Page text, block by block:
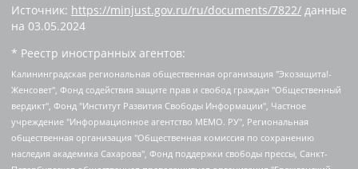
Источник: https://minjust.gov.ru/ru/documents/7822/ данные
на 03.05.2024
* Реестр иностранных агентов:
Калининградская региональная общественная организация "Экозащита!-Женсовет", Фонд содействия защите прав и свобод граждан "Общественный вердикт", Фонд "Институт Развития Свободы Информации", Частное учреждение "Информационное агентство МЕМО. РУ", Региональная общественная организация "Общественная комиссия по сохранению наследия академика Сахарова", Фонд поддержки свободы прессы, Санкт-Петербургская общественная правозащитная организация "Гражданский контроль", Межрегиональная общественная организация "Информационно-просветительский центр "Мемориал", Региональный Фонд "Центр Защиты Прав Средств Массовой Информации", с 05.12.2023 Фонд "Центр Защиты Прав Средств массовой информации", Региональная общественная благотворительная организация помощи беженцам и мигрантам "Гражданское содействие", Негосударственное образовательное учреждение дополнительного профессионального образования (повышение квалификации) специалистов "АКАДЕМИЯ ПО ПРАВАМ ЧЕЛОВЕКА", Свердловская региональная общественная организация "Сутяжник", Автономная некоммерческая организация "Центр независимых социологических исследований", Союз общественных объединений "Российский исследовательский центр по правам человека", Региональное общественное учреждение научно-информационный центр "МЕМОРИАЛ", Некоммерческая организация "Фонд защиты гласности", Автономная некоммерческая организация "Институт прав человека", Городская общественная организация "Екатеринбургское общество "МЕМОРИАЛ", Городская общественная организация "Рязанское историко-просветительское и правозащитное общество "Мемориал" (Рязанский Мемориал), Челябинский региональный орган общественной самодеятельности – женское общественное объединение "Женщины Евразии", Челябинский региональный орган общественной самодеятельности "Уральская правозащитная группа", Фонд содействия защите здоровья и социальной справедливости имени Андрея Рылькова, Автономная Некоммерческая Организация "Аналитический Центр Юрия Левады", Автономная некоммерческая организация социальной поддержки населения "Проект Апрель", Региональная общественная организация помощи женщинам и детям, находящимся в кризисной ситуации "Информационно-методический центр "Анна", Фонд содействия развитию массовых коммуникаций и правовому просвещению "Так-так-Так", Фонд содействия устойчивому развитию "Серебряная тайга", Свердловский региональный общественный фонд социальных проектов "Новое время", "Idel.Реалии", Кавказ.Реалии, Крым.Реалии, Телеканал Настоящее Время, Татаро-башкирская служба Радио Свобода (Azatliq Radiosi), Радио Свободная Европа/Радио Свобода (PCE/PC), "Сибирь.Реалии", "Фактограф", Благотворительный фонд помощи осужденным и их семьям, Автономная некоммерческая организация "Институт глобализации и социальных движений", Фонд "В защиту прав заключенных", Частное учреждение "Центр поддержки и содействия развитию средств массовой информации", Пензенский региональный общественный благотворительный фонд "Гражданский союз", "Север.Реалии", Некоммерческая организация Фонд "Правовая инициатива", Общество с ограниченной ответственностью "Радио Свободная Европа/Радио Свобода", Чешское информационное агентство "MEDIUM-ORIENT", Красноярская региональная общественная организация "Мы против СПИДа", Камалягин Денис Николаевич, Маркелов Сергей Евгеньевич, Пономарев Лев Александрович, Савицкая Людмила Алексеевна, Автономная некоммерческая организация "Центр по работе с проблемой насилия "НАСИЛИЮ.НЕТ", Межрегиональный профессиональный союз работников здравоохранения "Альянс врачей", Юридическое лицо, зарегистрированное в Латвийской Республике, SIA "Medusa Project" (регистрационный номер 40103797863, дата регистрации 10.06.2014), Некоммерческая организация "Фонд по борьбе с коррупцией", Автономная некоммерческая организация "Институт права и публичной политики", Баданин Роман Сергеевич, Гликин Максим Александрович, Железнова Мария Михайловна, Лукьянова Юлия Сергеевна, Маетная Елизавета Витальевна, Маняхин Петр Борисович, Чуракова Ольга Владимировна, Ярош Юлия Петровна, Юридическое лицо "The Insider SIA", зарегистрированное в Риге, Латвийская Республика (дата регистрации 26.06.2015), являющееся администратором доменного имени интернет-издания "The Insider SIA", https://theins.ru, Постернак Алексей Евгеньевич, Рубин Михаил Аркадьевич, Анин Роман Александрович, Юридическое лицо Istories fonds, зарегистрированное в Латвийской Республике (регистрационный номер 50008295751, дата регистрации 24.02.2020), Великовский Дмитрий Александрович, Долинина Ирина Николаевна, Мароховская Алеся Алексеевна, Шлейнов Роман Юрьевич, Шмагун Олеся Валентиновна, Общество с ограниченной ответственностью "Альтаир 2021", Общество с ограниченной ответственностью "Вега 2021", Общество с ограниченной ответственностью "Главный редактор 2021", Общество с ограниченной ответственностью "Ромашки монолит", Важенков Артем Валерьевич, Ивановская областная общественная организация "Центр гендерных исследований", Гурман Юрий Альбертович, Медиапроект "ОВД-Инфо", Егоров Владимир Владимирович, Жилинский Владимир Александрович, Общество с ограниченной ответственностью "ЗП", Иванова София Юрьевна, Карезина Инна Павловна, Кильтау Екатерина Викторовна, Петров Алексей Викторович, Пискунов Сергей Евгеньевич, Смирнов Сергей Сергеевич, Тихонов Михаил Сергеевич, Общество с ограниченной ответственностью "ЖУРНАЛИСТ-ИНОСТРАННЫЙ АГЕНТ", Арапова Галина Юрьевна, Вольтская Татьяна Анатольевна, Американская компания "Mason G.E.S. Anonymous Foundation" (США), являющаяся владельцем интернет-издания https://mnews.world/, Компания "Stichting Bellingcat", зарегистрированная в Нидерландах (дата регистрации 11.07.2018), Захаров Андрей Вячеславович, Клепиковская Екатерина Дмитриевна, Общество с ограниченной ответственностью "МЕМО", Перл Роман Александрович, Симонов Евгений Алексеевич, Соловьева Елена Анатольевна, Сотников Даниил Владимирович, Сурначева Елизавета Дмитриевна, Автономная некоммерческая организация по защите прав человека и информированию населения "Якутия – Наше Мнение", Общество с ограниченной ответственностью "Москоу диджитал медиа", с 26.01.2023 Общество с ограниченной ответственностью "Чайка Белые сады", Ветошкина Валерия Валерьевна, Заговора Максим Александрович, Межрегиональное общественное движение "Российская ЛГБТ - сеть", Оленичев Максим Владимирович, Павлов Иван Юрьевич, Скворцова Елена Сергеевна, Общество с ограниченной ответственностью "Как бы инагент", Кочетков Игорь Викторович, Общество с ограниченной ответственностью "Честные выборы", Еланчик Олег Александрович, Общество с ограниченной ответственностью "Нобелевский призыв", Гималова Регина Эмилевна, Григорьев Андрей Валерьевич, Григорьева Алина Александровна, Ассоциация по содействию защите прав призывников, альтернативнослужащих и военнослужащих "Правозащитная группа "Гражданин.Армия.Право", Хисамова Регина Фаритовна, Автономная некоммерческая организация по реализации социально-правовых программ "Лилит", Дальневосточное общественное движение "Маяк", Санкт-Петербургская ЛГБТ-инициативная группа "Выход", Инициативная группа ЛГБТ+ "Реверс", Алексеев Андрей Викторович, Бекбулатова Таисия Львовна, Беляев Иван Михайлович, Владыкина Елена Сергеевна, Гельман Марат Александрович, Никульшина Вероника Юрьевна, Толоконникова Надежда Андреевна, Шендерович Виктор Анатольевич, Общество с ограниченной ответственностью "Данное сообщение", Общество с ограниченной ответственностью Издательский дом "Новая глава", Айнбиндер Александра Александровна, Московский комьюнити-центр для ЛГБТ+инициатив, Благотворительный фонд развития филантропии, Deutsche Welle (Германия, Kurt-Schumacher-Strasse 3, 53113 Bonn), Борзунова Мария Михайловна, Воробьев Виктор Викторович, Голубева Анна Львовна, Константинова Алла Михайловна, Малкова Ирина Владимировна, Мурадов Мурад Абдулгалимович, Осетинская Елизавета Николаевна, Понасенков Евгений Николаевич, Ганапольский Матвей Юрьевич, Киселев Евгений Алексеевич, Борухович Ирина Григорьевна, Дремин Иван Тимофеевич, Дубровский Дмитрий Викторович, Красноярская региональная общественная организация поддержки и развития альтернативных образовательных технологий и межкультурных коммуникаций "ИНТЕРРА", Маяковская Екатерина Алексеевна, Фейгин Марк Захарович, Филимонов Андрей Викторович, Дзугкоева Регина Николаевна, Доброхотов Роман Александрович, Дудь Юрий Александрович, Елкин Сергей Владимирович, Кругликов Кирилл Игоревич, Сабунаева Мария Леонидовна, Семенов Алексей Владимирович, Шаинян Карен Багратович, Шульман Екатерина Михайловна, Асафьев Артур Валерьевич, Вахштайн Виктор Семенович, Венедиктов Алексей Алексеевич, Лушникова Екатерина Евгеньевна, Волков Леонид Михайлович, Невзоров Александр Глебович, Пархоменко Сергей Борисович, Сироткин Ярослав Николаевич, Кара-Мурза Владимир Владимирович, Баранова Наталья Владимировна, Гозман Леонид Яковлевич, Кагарлицкий Борис Юльевич, Климарев Михаил Валерьевич, Милов Владимир Станиславович, Автономная некоммерческая организация Краснодарский центр современного искусства "Типография", Моргенштерн Алишер Тагирович, Соболь Любовь Эдуардовна, Общество с ограниченной ответственностью "ЛИЗА НОРМ", Каспаров Гарри Кимович, Ходорковский Михаил Борисович, Общество с ограниченной ответственностью "Апрельские тезисы", Данилович Ирина Брониславовна, Кашин Олег Владимирович, Петров Николай Владимирович, Пивоваров Алексей Владимирович, Соколов Михаил Владимирович, Цветкова Юлия Владимировна, Чичваркин Евгений Александрович, Комитет против пыток/Команда против пыток, Общество с ограниченной ответственностью "Первый научный", Общество с ограниченной ответственностью "Вертолет и ко", Белоцерковская Вероника Борисовна, Кац Максим Евгеньевич, Лазарева Татьяна Юрьевна, Шаведдинов Руслан Табризович, Яшин Илья Валерьевич, Общество с ограниченной ответственностью "Иноагент ААВ", Алешковский Дмитрий Петрович, Альбац Евгения Марковна, Быков Дмитрий Львович, Галямина Юлия Евгеньевна, Лойко Сергей Леонидович, Мартынов Кирилл Константинович, Медведев Сергей Александрович, Крашенинников Федор Геннадиевич, Гордеева Катерина Вл